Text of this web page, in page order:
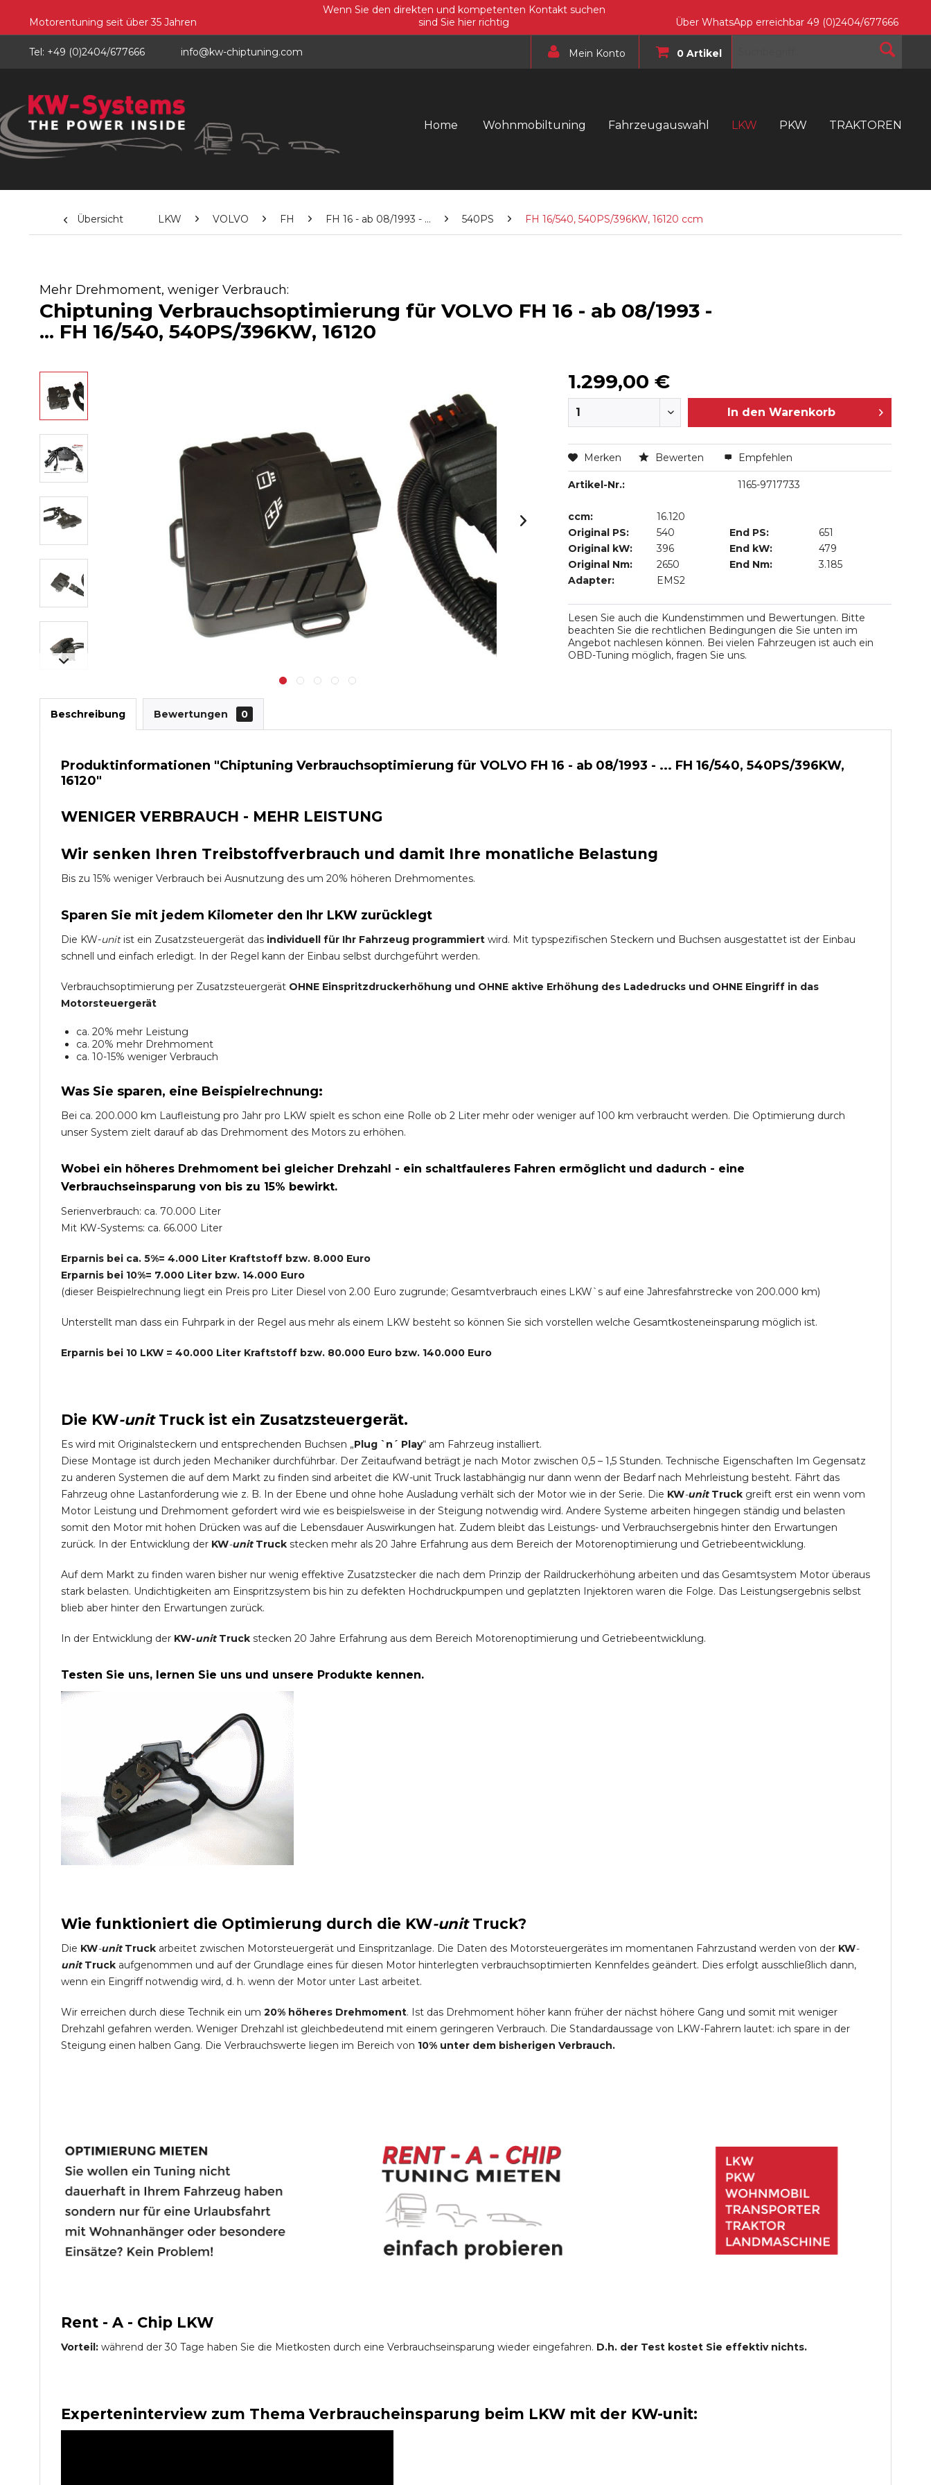
Motorentuning seit über 35 Jahren
Wenn Sie den direkten und kompetenten Kontakt suchen
sind Sie hier richtig
Über WhatsApp erreichbar 49 (0)2404/677666
Tel: +49 (0)2404/677666 info@kw-chiptuning.com Mein Konto 0 Artikel
Home Wohnmobiltuning Fahrzeugauswahl LKW PKW TRAKTOREN
Übersicht LKW VOLVO FH FH 16 - ab 08/1993 - ... 540PS FH 16/540, 540PS/396KW, 16120 ccm
Mehr Drehmoment, weniger Verbrauch:
Chiptuning Verbrauchsoptimierung für VOLVO FH 16 - ab 08/1993 -
... FH 16/540, 540PS/396KW, 16120
1.299,00 €
In den Warenkorb
Merken Bewerten Empfehlen
Artikel-Nr.: 1165-9717733
ccm:
16.120
Original PS:
540 End PS:
651
Original kW:
396 End kW:
479
Original Nm:
2650 End Nm:
3.185
Adapter:
EMS2
Lesen Sie auch die Kundenstimmen und Bewertungen. Bitte
beachten Sie die rechtlichen Bedingungen die Sie unten im
Angebot nachlesen können. Bei vielen Fahrzeugen ist auch ein
OBD-Tuning möglich, fragen Sie uns.
Beschreibung Bewertungen 0
Produktinformationen "Chiptuning Verbrauchsoptimierung für VOLVO FH 16 - ab 08/1993 - ... FH 16/540, 540PS/396KW,
16120"
WENIGER VERBRAUCH - MEHR LEISTUNG
Wir senken Ihren Treibstoffverbrauch und damit Ihre monatliche Belastung
Bis zu 15% weniger Verbrauch bei Ausnutzung des um 20% höheren Drehmomentes.
Sparen Sie mit jedem Kilometer den Ihr LKW zurücklegt
Die KW-unitist ein Zusatzsteuergerät das individuell für Ihr Fahrzeug programmiert wird. Mit typspezifischen Steckern und Buchsen ausgestattet ist der Einbau
schnell und einfach erledigt. In der Regel kann der Einbau selbst durchgeführt werden.
Verbrauchsoptimierung per Zusatzsteuergerät OHNE Einspritzdruckerhöhung und OHNE aktive Erhöhung des Ladedrucks und OHNE Eingriff in das
Motorsteuergerät
ca. 20% mehr Leistung
ca. 20% mehr Drehmoment
ca. 10-15% weniger Verbrauch
Was Sie sparen, eine Beispielrechnung:
Bei ca. 200.000 km Laufleistung pro Jahr pro LKW spielt es schon eine Rolle ob 2 Liter mehr oder weniger auf 100 km verbraucht werden. Die Optimierung durch
unser System zielt darauf ab das Drehmoment des Motors zu erhöhen.
Wobei ein höheres Drehmoment bei gleicher Drehzahl - ein schaltfauleres Fahren ermöglicht und dadurch - eine
Verbrauchseinsparung von bis zu 15% bewirkt.
Serienverbrauch: ca. 70.000 Liter
Mit KW-Systems: ca. 66.000 Liter
Erparnis bei ca. 5%= 4.000 Liter Kraftstoff bzw. 8.000 Euro
Erparnis bei 10%= 7.000 Liter bzw. 14.000 Euro
(dieser Beispielrechnung liegt ein Preis pro Liter Diesel von 2.00 Euro zugrunde; Gesamtverbrauch eines LKW`s auf eine Jahresfahrstrecke von 200.000 km)
Unterstellt man dass ein Fuhrpark in der Regel aus mehr als einem LKW besteht so können Sie sich vorstellen welche Gesamtkosteneinsparung möglich ist.
Erparnis bei 10 LKW = 40.000 Liter Kraftstoff bzw. 80.000 Euro bzw. 140.000 Euro
Die KW-unit Truckist ein Zusatzsteuergerät.
Es wird mit Originalsteckern und entsprechenden Buchsen „Plug `n´ Play“ am Fahrzeug installiert.
Diese Montage ist durch jeden Mechaniker durchführbar. Der Zeitaufwand beträgt je nach Motor zwischen 0,5 – 1,5 Stunden. Technische Eigenschaften Im Gegensatz
zu anderen Systemen die auf dem Markt zu finden sind arbeitet die KW-unit Truck lastabhängig nur dann wenn der Bedarf nach Mehrleistung besteht. Fährt das
Fahrzeug ohne Lastanforderung wie z. B. In der Ebene und ohne hohe Ausladung verhält sich der Motor wie in der Serie. Die KW-unit Truck greift erst ein wenn vom
Motor Leistung und Drehmoment gefordert wird wie es beispielsweise in der Steigung notwendig wird. Andere Systeme arbeiten hingegen ständig und belasten
somit den Motor mit hohen Drücken was auf die Lebensdauer Auswirkungen hat. Zudem bleibt das Leistungs- und Verbrauchsergebnis hinter den Erwartungen
zurück. In der Entwicklung der KW-unit Truck stecken mehr als 20 Jahre Erfahrung aus dem Bereich der Motorenoptimierung und Getriebeentwicklung.
Auf dem Markt zu finden waren bisher nur wenig effektive Zusatzstecker die nach dem Prinzip der Raildruckerhöhung arbeiten und das Gesamtsystem Motor überaus
stark belasten. Undichtigkeiten am Einspritzsystem bis hin zu defekten Hochdruckpumpen und geplatzten Injektoren waren die Folge. Das Leistungsergebnis selbst
blieb aber hinter den Erwartungen zurück.
In der Entwicklung der KW-unitTruck stecken 20 Jahre Erfahrung aus dem Bereich Motorenoptimierung und Getriebeentwicklung.
Testen Sie uns, lernen Sie uns und unsere Produkte kennen.
Wie funktioniert die Optimierung durch die KW-unit Truck?
Die KW-unit Truck arbeitet zwischen Motorsteuergerät und Einspritzanlage. Die Daten des Motorsteuergerätes im momentanen Fahrzustand werden von der KW-
unit Truck aufgenommen und auf der Grundlage eines für diesen Motor hinterlegten verbrauchsoptimierten Kennfeldes geändert. Dies erfolgt ausschließlich dann,
wenn ein Eingriff notwendig wird, d. h. wenn der Motor unter Last arbeitet.
Wir erreichen durch diese Technik ein um 20% höheres Drehmoment. Ist das Drehmoment höher kann früher der nächst höhere Gang und somit mit weniger
Drehzahl gefahren werden. Weniger Drehzahl ist gleichbedeutend mit einem geringeren Verbrauch. Die Standardaussage von LKW-Fahrern lautet: ich spare in der
Steigung einen halben Gang. Die Verbrauchswerte liegen im Bereich von 10% unter dem bisherigen Verbrauch.
Rent - A - Chip LKW
Vorteil: während der 30 Tage haben Sie die Mietkosten durch eine Verbrauchseinsparung wieder eingefahren. D.h. der Test kostet Sie effektiv nichts.
Experteninterview zum Thema Verbraucheinsparung beim LKW mit der KW-unit: